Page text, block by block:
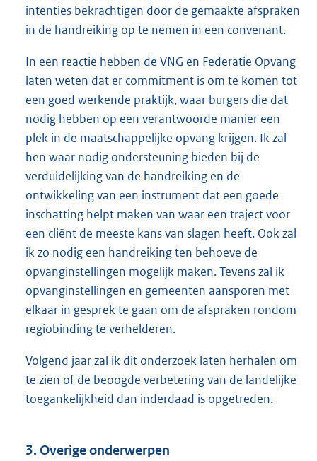
intenties bekrachtigen door de gemaakte afspraken
in de handreiking op te nemen in een convenant.
In een reactie hebben de VNG en Federatie Opvang
laten weten dat er commitment is om te komen tot
een goed werkende praktijk, waar burgers die dat
nodig hebben op een verantwoorde manier een
plek in de maatschappelijke opvang krijgen. Ik zal
hen waar nodig ondersteuning bieden bij de
verduidelijking van de handreiking en de
ontwikkeling van een instrument dat een goede
inschatting helpt maken van waar een traject voor
een cliënt de meeste kans van slagen heeft. Ook zal
ik zo nodig een handreiking ten behoeve de
opvanginstellingen mogelijk maken. Tevens zal ik
opvanginstellingen en gemeenten aansporen met
elkaar in gesprek te gaan om de afspraken rondom
regiobinding te verhelderen.
Volgend jaar zal ik dit onderzoek laten herhalen om
te zien of de beoogde verbetering van de landelijke
toegankelijkheid dan inderdaad is opgetreden.
3. Overige onderwerpen